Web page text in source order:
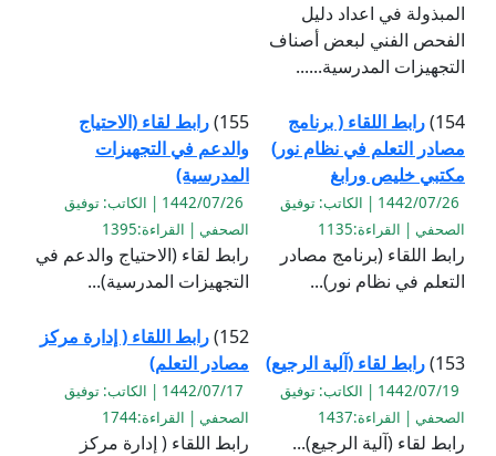
المبذولة في اعداد دليل
الفحص الفني لبعض أصناف
التجهيزات المدرسية......
154) رابط اللقاء ( برنامج
مصادر التعلم في نظام نور)
مكتبي خليص ورابغ
1442/07/26 | الكاتب: توفيق
الصحفي | القراءة:1135
رابط اللقاء (برنامج مصادر
التعلم في نظام نور)...
155) رابط لقاء (الاحتياج
والدعم في التجهيزات
المدرسية)
1442/07/26 | الكاتب: توفيق
الصحفي | القراءة:1395
رابط لقاء (الاحتياج والدعم في
التجهيزات المدرسية)...
153) رابط لقاء (آلية الرجيع)
1442/07/19 | الكاتب: توفيق
الصحفي | القراءة:1437
رابط لقاء (آلية الرجيع)...
152) رابط اللقاء ( إدارة مركز
مصادر التعلم)
1442/07/17 | الكاتب: توفيق
الصحفي | القراءة:1744
رابط اللقاء ( إدارة مركز